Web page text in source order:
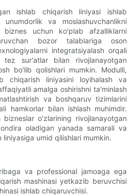
ishlab chiqarish liniyasi ishlab
unumdorlik va moslashuvchanlikni
biznes uchun ko'plab afzalliklarni
bozor talablariga oson
integratsiyalash orqali
tez sur'atlar bilan rivojlanayotgan
bo'lib qolishlari mumkin. Modulli,
chiqarish liniyasini loyihalash va
amalga oshirishni ta'minlash
va boshqaruv tizimlarini
hamkorlar bilan ishlash muhimdir.
o'zlarining rivojlanayotgan
oladigan yanada samarali va
liniyasiga umid qilishlari mumkin.
va professional jamoaga ega
mashinasi yetkazib beruvchisi
ishlab chiqaruvchisi.